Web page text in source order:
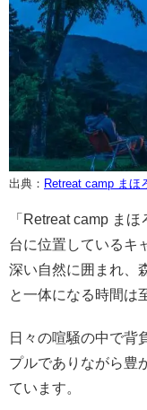
出典： Retreat camp まほ
「Retreat camp ま
台に位置しているキ
深い自然に囲まれ、
と一体になる時間は
日々の喧騒の中で背
プルでありながら豊
ています。